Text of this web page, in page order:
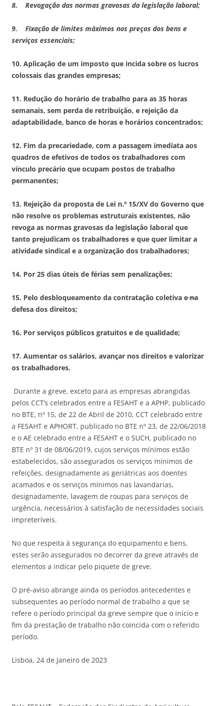
8. Revogação das normas gravosas da legislação laboral;
9. Fixação de limites máximos nos preços dos bens e
serviços essenciais;
10. Aplicação de um imposto que incida sobre os lucros
colossais das grandes empresas;
11. Redução do horário de trabalho para as 35 horas
semanais, sem perda de retribuição, e rejeição da
adaptabilidade, banco de horas e horários concentrados;
12. Fim da precariedade, com a passagem imediata aos
quadros de efetivos de todos os trabalhadores com
vínculo precário que ocupam postos de trabalho
permanentes;
13. Rejeição da proposta de Lei n.º 15/XV do Governo que
não resolve os problemas estruturais existentes, não
revoga as normas gravosas da legislação laboral que
tanto prejudicam os trabalhadores e que quer limitar a
atividade sindical e a organização dos trabalhadores;
14. Por 25 dias úteis de férias sem penalizações;
15. Pelo desbloqueamento da contratação coletiva ena
defesa dos direitos;
16. Por serviços públicos gratuitos e de qualidade;
17. Aumentar os salários, avançar nos direitos e valorizar
os trabalhadores.
Durante a greve, exceto para as empresas abrangidas
pelos CCT’s celebrados entre a FESAHT e a APHP, publicado
no BTE, nº 15, de 22 de Abril de 2010, CCT celebrado entre
a FESAHT e APHORT, publicado no BTE nº 23, de 22/06/2018
e o AE celebrado entre a FESAHT e o SUCH, publicado no
BTE nº 31 de 08/06/2019, cujos serviços mínimos estão
estabelecidos, são assegurados os serviços mínimos de
refeições, designadamente as geriátricas aos doentes
acamados e os serviços mínimos nas lavandarias,
designadamente, lavagem de roupas para serviços de
urgência, necessários à satisfação de necessidades sociais
impreteríveis.
No que respeita à segurança do equipamento e bens,
estes serão assegurados no decorrer da greve através de
elementos a indicar pelo piquete de greve.
O pré-aviso abrange ainda os períodos antecedentes e
subsequentes ao período normal de trabalho a que se
refere o período principal da greve sempre que o início e
fim da prestação de trabalho não coincida com o referido
período.
Lisboa, 24 de Janeiro de 2023